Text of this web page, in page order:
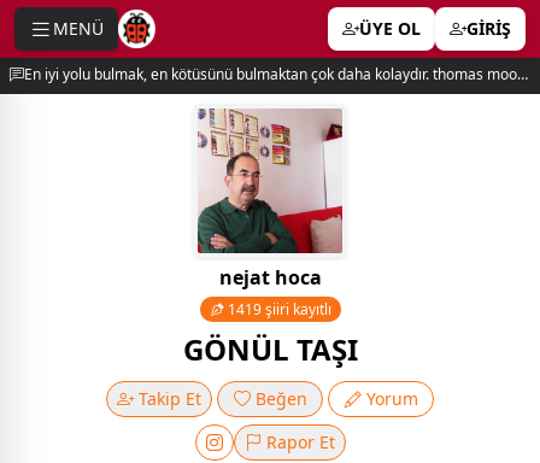
MENÜ ÜYE OL GİRİŞ
En iyi yolu bulmak, en kötüsünü bulmaktan çok daha kolaydır. thomas moore
nejat hoca
1419 şiiri kayıtlı
GÖNÜL TAŞI
Takip Et Beğen
Yorum
Rapor Et
menu